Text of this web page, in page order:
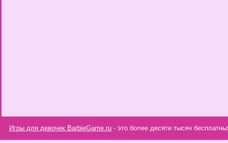
Игры для девочек BarbieGame.ru - это более десяти тысяч